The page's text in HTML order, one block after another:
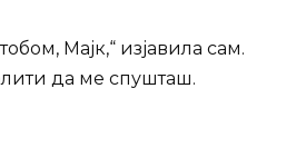
Мајк,“ изјавила сам.
да ме спушташ.